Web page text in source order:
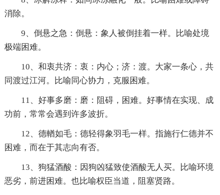
消除。
9、倒悬之急：倒悬：象人被倒挂着一样。比喻处境
极端困难。
10、和衷共济：衷：内心；济：渡。大家一条心，共
同渡过江河。比喻同心协力，克服困难。
11、好事多磨：磨：阻碍，困难。好事情在实现、成
功前，常常会遇到许多波折。
12、德輶如毛：德轻得象羽毛一样。指施行仁德并不
困难，而在于其志向有否。
13、狗猛酒酸：因狗凶猛致使酒酸无人买。比喻环境
恶劣，前进困难。也比喻权臣当道，阻塞贤路。